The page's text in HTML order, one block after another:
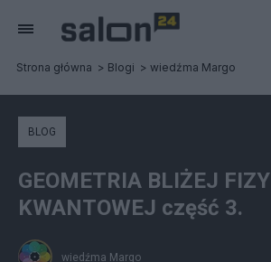
Strona główna Blogi wiedźma Margo
BLOG
GEOMETRIA BLIŻEJ
KWANTOWEJ część 3.
wiedźma Margo